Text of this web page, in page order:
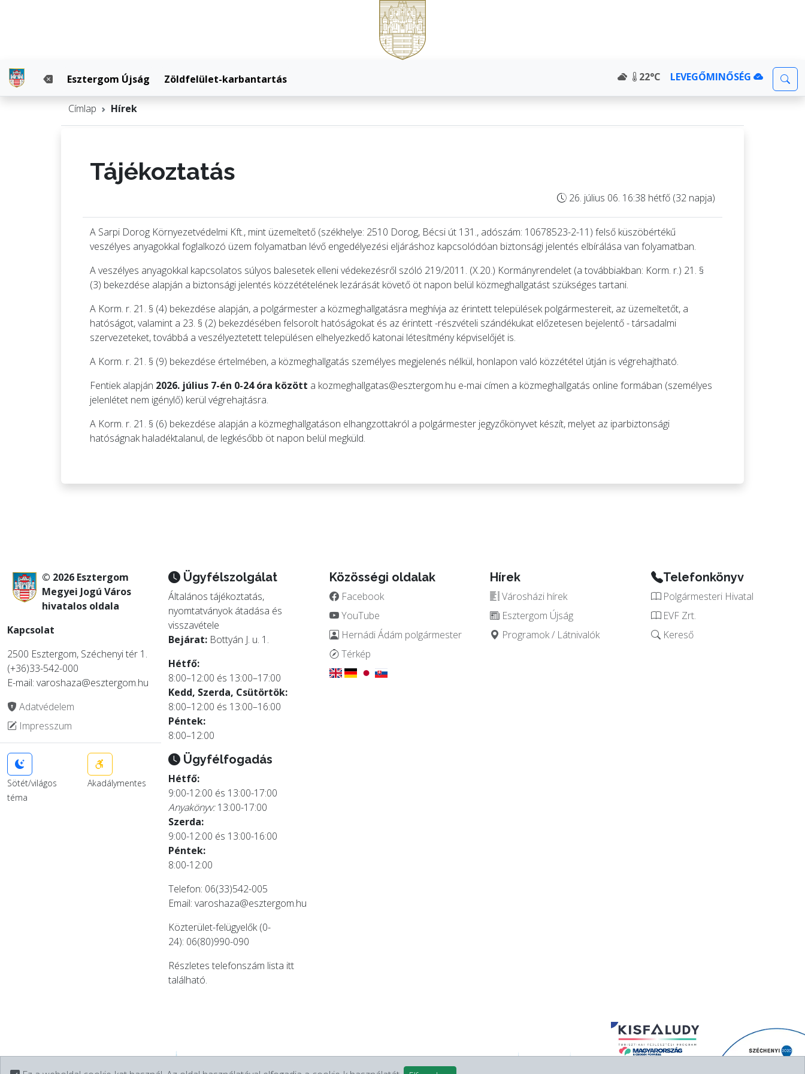
Esztergom Újság Zöldfelület-karbantartás 22°C LEVEGŐMINŐSÉG
Címlap Hírek
Tájékoztatás
26. július 06. 16:38 hétfő (32 napja)
A Sarpi Dorog Környezetvédelmi Kft., mint üzemeltető (székhelye: 2510 Dorog, Bécsi út 131., adószám: 10678523-2-11) felső küszöbértékű
veszélyes anyagokkal foglalkozó üzem folyamatban lévő engedélyezési eljáráshoz kapcsolódóan biztonsági jelentés elbírálása van folyamatban.
A veszélyes anyagokkal kapcsolatos súlyos balesetek elleni védekezésről szóló 219/2011. (X.20.) Kormányrendelet (a továbbiakban: Korm. r.) 21. §
(3) bekezdése alapján a biztonsági jelentés közzétételének lezárását követő öt napon belül közmeghallgatást szükséges tartani.
A Korm. r. 21. § (4) bekezdése alapján, a polgármester a közmeghallgatásra meghívja az érintett települések polgármestereit, az üzemeltetőt, a
hatóságot, valamint a 23. § (2) bekezdésében felsorolt hatóságokat és az érintett -részvételi szándékukat előzetesen bejelentő - társadalmi
szervezeteket, továbbá a veszélyeztetett településen elhelyezkedő katonai létesítmény képviselőjét is.
A Korm. r. 21. § (9) bekezdése értelmében, a közmeghallgatás személyes megjelenés nélkül, honlapon való közzététel útján is végrehajtható.
Fentiek alapján 2026. július 7-én 0-24 óra között a kozmeghallgatas@esztergom.hu e-mai címen a közmeghallgatás online formában (személyes
jelenlétet nem igénylő) kerül végrehajtásra.
A Korm. r. 21. § (6) bekezdése alapján a közmeghallgatáson elhangzottakról a polgármester jegyzőkönyvet készít, melyet az iparbiztonsági
hatóságnak haladéktalanul, de legkésőbb öt napon belül megküld.
© 2026 Esztergom
Megyei Jogú Város
hivatalos oldala
Kapcsolat
2500 Esztergom, Széchenyi tér 1.
(+36)33-542-000
E-mail: varoshaza@esztergom.hu
Adatvédelem
Impresszum
Sötét/világos
téma
Akadálymentes
Ügyfélszolgálat
Általános tájékoztatás,
nyomtatványok átadása és
visszavétele
Bejárat:Bottyán J. u. 1.
Hétfő:
8:00–12:00 és 13:00–17:00
Kedd, Szerda, Csütörtök:
8:00–12:00 és 13:00–16:00
Péntek:
8:00–12:00
Ügyfélfogadás
Hétfő:
9:00-12:00 és 13:00-17:00
Anyakönyv:13:00-17:00
Szerda:
9:00-12:00 és 13:00-16:00
Péntek:
8:00-12:00
Telefon: 06(33)542-005
Email: varoshaza@esztergom.hu
Közterület-felügyelők (0-
24): 06(80)990-090
Részletes telefonszám lista itt
található.
Közösségi oldalak
Facebook
YouTube
Hernádi Ádám polgármester
Térkép
Hírek
Városházi hírek
Esztergom Újság
Programok / Látnivalók
Telefonkönyv
Polgármesteri Hivatal
EVF Zrt.
Kereső